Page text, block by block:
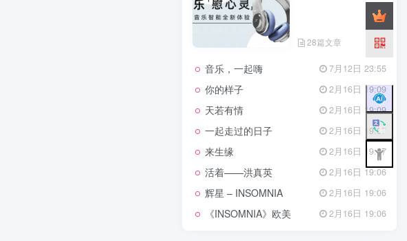
28篇文章
音乐，一起嗨 7月12日 23:55
你的样子 2月16日 19:09
天若有情 2月16日 19:09
一起走过的日子 2月16日 19:07
来生缘 2月16日 19:07
活着——洪真英 2月16日 19:06
辉星 – INSOMNIA 2月16日 19:06
《INSOMNIA》欧美 2月16日 19:06